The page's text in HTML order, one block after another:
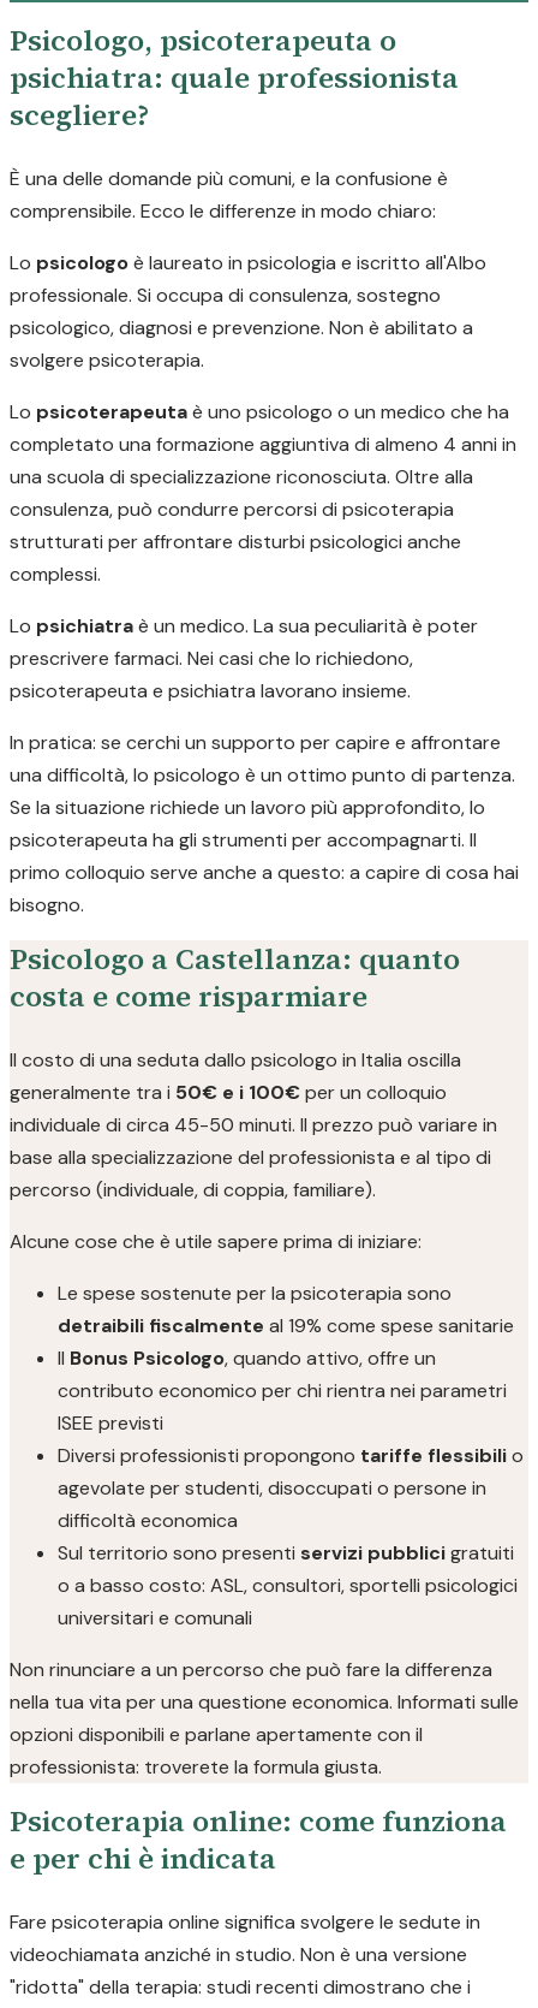
Psicologo, psicoterapeuta o
psichiatra: quale professionista
scegliere?
È una delle domande più comuni, e la confusione è
comprensibile. Ecco le differenze in modo chiaro:
Lo psicologoè laureato in psicologia e iscritto all'Albo
professionale. Si occupa di consulenza, sostegno
psicologico, diagnosi e prevenzione. Non è abilitato a
svolgere psicoterapia.
Lo psicoterapeutaè uno psicologo o un medico che ha
completato una formazione aggiuntiva di almeno 4 anni in
una scuola di specializzazione riconosciuta. Oltre alla
consulenza, può condurre percorsi di psicoterapia
strutturati per affrontare disturbi psicologici anche
complessi.
Lo psichiatraè un medico. La sua peculiarità è poter
prescrivere farmaci. Nei casi che lo richiedono,
psicoterapeuta e psichiatra lavorano insieme.
In pratica: se cerchi un supporto per capire e affrontare
una difficoltà, lo psicologo è un ottimo punto di partenza.
Se la situazione richiede un lavoro più approfondito, lo
psicoterapeuta ha gli strumenti per accompagnarti. Il
primo colloquio serve anche a questo: a capire di cosa hai
bisogno.
Psicologo a Castellanza: quanto
costa e come risparmiare
Il costo di una seduta dallo psicologo in Italia oscilla
generalmente tra i 50€ e i 100€ per un colloquio
individuale di circa 45-50 minuti. Il prezzo può variare in
base alla specializzazione del professionista e al tipo di
percorso (individuale, di coppia, familiare).
Alcune cose che è utile sapere prima di iniziare:
Le spese sostenute per la psicoterapia sono
detraibili fiscalmente al 19% come spese sanitarie
Il Bonus Psicologo, quando attivo, offre un
contributo economico per chi rientra nei parametri
ISEE previsti
Diversi professionisti propongono tariffe flessibilio
agevolate per studenti, disoccupati o persone in
difficoltà economica
Sul territorio sono presenti servizi pubblicigratuiti
o a basso costo: ASL, consultori, sportelli psicologici
universitari e comunali
Non rinunciare a un percorso che può fare la differenza
nella tua vita per una questione economica. Informati sulle
opzioni disponibili e parlane apertamente con il
professionista: troverete la formula giusta.
Psicoterapia online: come funziona
e per chi è indicata
Fare psicoterapia online significa svolgere le sedute in
videochiamata anziché in studio. Non è una versione
"ridotta" della terapia: studi recenti dimostrano che i